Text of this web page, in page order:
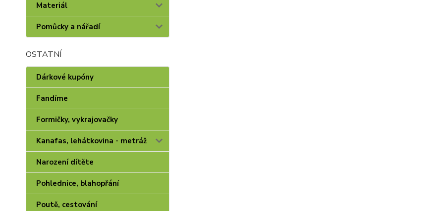
Materiál
Pomůcky a nářadí
OSTATNÍ
Dárkové kupóny
Fandíme
Formičky, vykrajovačky
Kanafas, lehátkovina - metráž
Narození dítěte
Pohlednice, blahopřání
Poutě, cestování